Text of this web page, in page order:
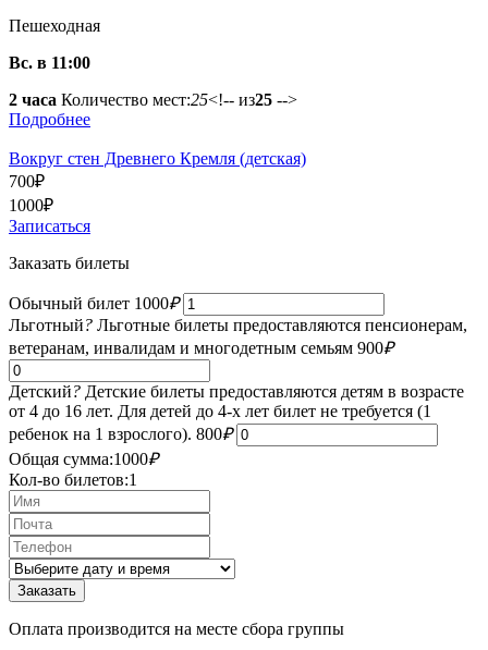
Пешеходная
Вс. в 11:00
2 часа Количество мест:25<!-- из25 -->
Подробнее
Вокруг стен Древнего Кремля (детская)
700₽
1000₽
Записаться
Заказать билеты
Обычный билет 1000₽
Льготный? Льготные билеты предоставляются пенсионерам,
ветеранам, инвалидам и многодетным семьям 900₽
Детский? Детские билеты предоставляются детям в возрасте
от 4 до 16 лет. Для детей до 4-х лет билет не требуется (1
ребенок на 1 взрослого). 800₽
Общая сумма:1000₽
Кол-во билетов:1
Оплата производится на месте сбора группы